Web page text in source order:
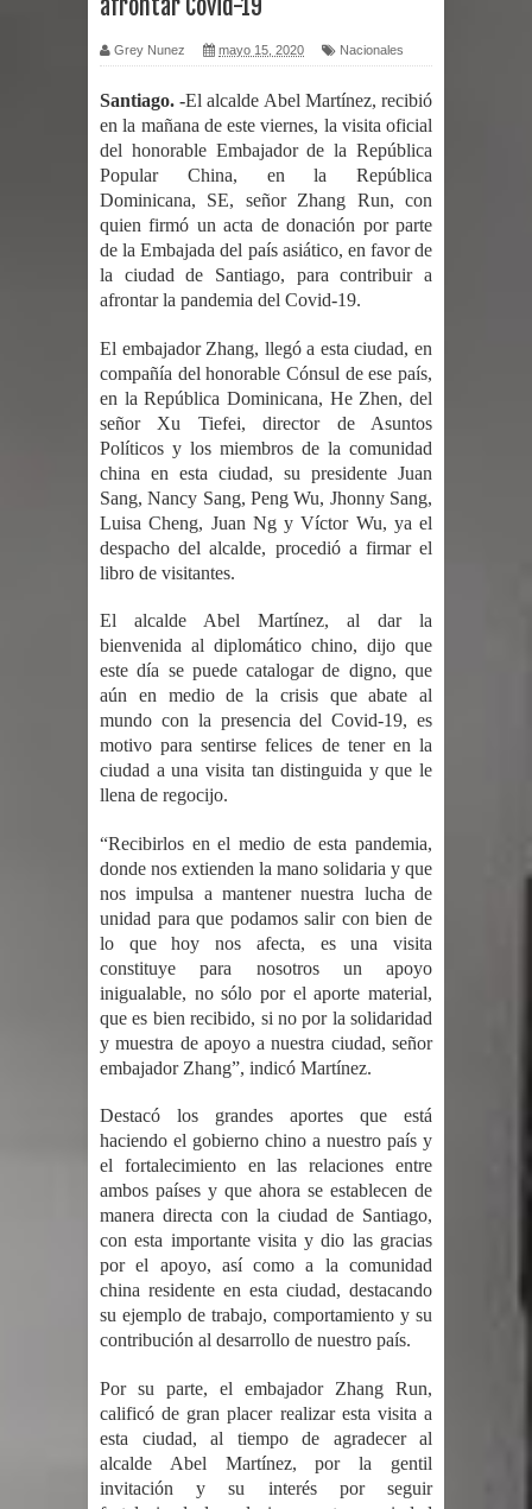
por un delicado problema cardíaco
Abel Martínez llama a los
dominicanos a unirse para sacar al
PRM del Gobierno
Tres detenidos tras detectarse una
presunta estafa contra el
Ayuntamiento de Santiago
PRM votará “por aclamación” a sus
nuevas autoridades
El expresidente peruano Ollanta
Humala queda en libertad tras la
lavado
DIGEIG y Liga Municipal Dominicana
impulsan nuevas metas de
transparencia a través SISMAP
municipal
La Fiscalía de Bolivia ordena la
detención del expresidente Evo
Morales
Calor extremo para este jueves en
Miles de marroquíes cruzan la
frontera en masa para entrar a
España
TC declara inconstitucional decreto
sobre horarios de venta de alcohol
vigente desde 2006 y exige ley del
Congreso
Presidente LMD Víctor D´Aza
afrontar Covid-19
Grey Nunez mayo 15, 2020 Nacionales
Santiago. -El alcalde Abel Martínez, recibió
en la mañana de este viernes, la visita oficial
del honorable Embajador de la República
Popular China, en la República
Dominicana, SE, señor Zhang Run, con
quien firmó un acta de donación por parte
de la Embajada del país asiático, en favor de
la ciudad de Santiago, para contribuir a
afrontar la pandemia del Covid-19.
El embajador Zhang, llegó a esta ciudad, en
compañía del honorable Cónsul de ese país,
en la República Dominicana, He Zhen, del
señor Xu Tiefei, director de Asuntos
Políticos y los miembros de la comunidad
china en esta ciudad, su presidente Juan
Sang, Nancy Sang, Peng Wu, Jhonny Sang,
Luisa Cheng, Juan Ng y Víctor Wu, ya el
despacho del alcalde, procedió a firmar el
libro de visitantes.
El alcalde Abel Martínez, al dar la
bienvenida al diplomático chino, dijo que
este día se puede catalogar de digno, que
aún en medio de la crisis que abate al
mundo con la presencia del Covid-19, es
motivo para sentirse felices de tener en la
ciudad a una visita tan distinguida y que le
llena de regocijo.
“Recibirlos en el medio de esta pandemia,
donde nos extienden la mano solidaria y que
nos impulsa a mantener nuestra lucha de
unidad para que podamos salir con bien de
lo que hoy nos afecta, es una visita
constituye para nosotros un apoyo
inigualable, no sólo por el aporte material,
que es bien recibido, si no por la solidaridad
y muestra de apoyo a nuestra ciudad, señor
embajador Zhang”, indicó Martínez.
Destacó los grandes aportes que está
haciendo el gobierno chino a nuestro país y
el fortalecimiento en las relaciones entre
ambos países y que ahora se establecen de
manera directa con la ciudad de Santiago,
con esta importante visita y dio las gracias
por el apoyo, así como a la comunidad
china residente en esta ciudad, destacando
su ejemplo de trabajo, comportamiento y su
contribución al desarrollo de nuestro país.
Por su parte, el embajador Zhang Run,
calificó de gran placer realizar esta visita a
esta ciudad, al tiempo de agradecer al
alcalde Abel Martínez, por la gentil
invitación y su interés por seguir